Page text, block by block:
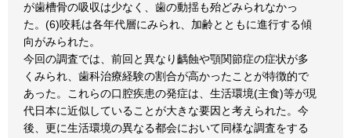
が歯槽骨の吸収は少なく、歯の動揺も殆どみられなかっ
た。(6)咬耗は各年代層にみられ、加齢とともに進行する傾
向がみられた。
今回の調査では、前回と異なり齲蝕や顎関節症の症状が多
くみられ、歯科治療経験の割合が高かったことが特徴的で
あった。これらの口腔疾患の発症は、生活環境(主食)等が現
代日本に近似していることが大きな要因と考えられた。今
後、更に生活環境の異なる都会において同様な調査をする